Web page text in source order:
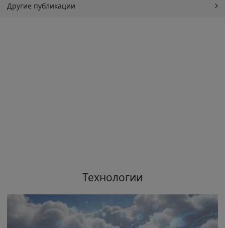
Другие публикации
Технологии